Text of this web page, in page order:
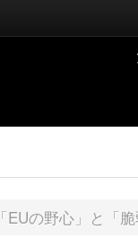
の野心」と「脆